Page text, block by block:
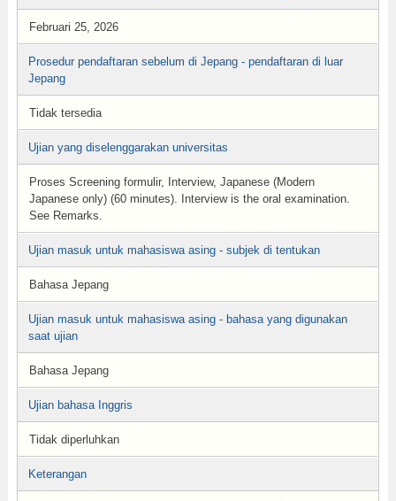
Februari 25, 2026
Prosedur pendaftaran sebelum di Jepang - pendaftaran di luar
Jepang
Tidak tersedia
Ujian yang diselenggarakan universitas
Proses Screening formulir, Interview, Japanese (Modern
Japanese only) (60 minutes). Interview is the oral examination.
See Remarks.
Ujian masuk untuk mahasiswa asing - subjek di tentukan
Bahasa Jepang
Ujian masuk untuk mahasiswa asing - bahasa yang digunakan
saat ujian
Bahasa Jepang
Ujian bahasa Inggris
Tidak diperluhkan
Keterangan